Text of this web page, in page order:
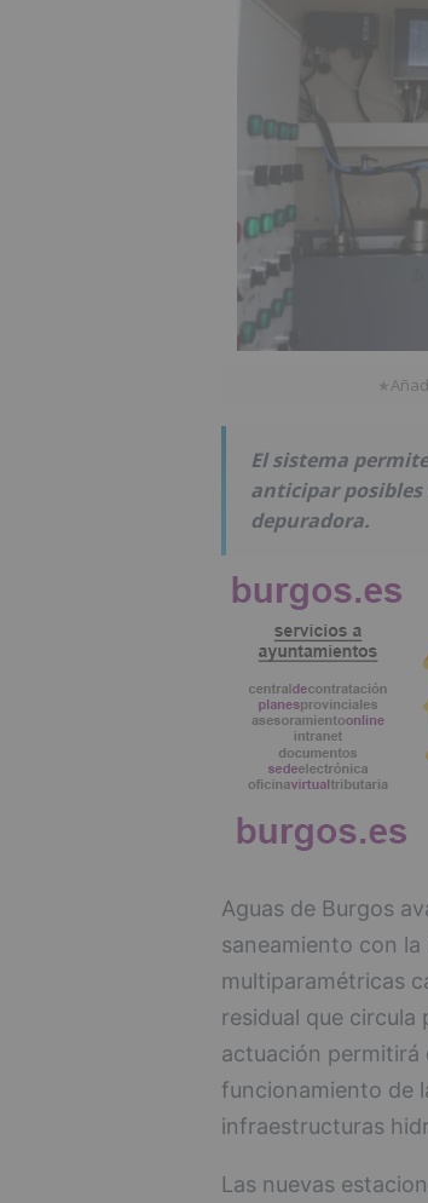
★
El sistema
anticipar posibles
depuradora.
Aguas de Burgos
saneamiento con
multiparamétricas
residual que
actuación
funcionamiento de
infraestructuras
Las nuevas